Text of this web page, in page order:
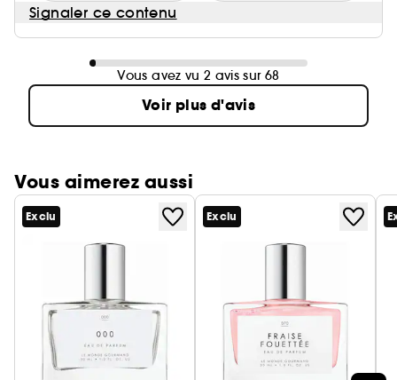
Signaler ce contenu
Vous avez vu 2 avis sur 68
Voir plus d'avis
Vous aimerez aussi
Exclu Exclu